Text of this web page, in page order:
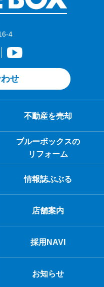
4
せ
不動産を売却
ブルーボックスの
リフォーム
情報誌ぶぶる
店舗案内
採用NAVI
お知らせ